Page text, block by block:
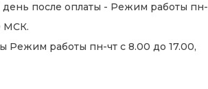
после оплаты - Режим работы пн-
МСК.
Режим работы пн-чт с 8.00 до 17.00,